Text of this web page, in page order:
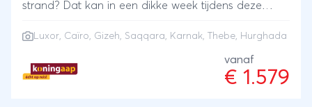
strand? Dat kan in een dikke week tijdens deze
van Gizeh en Saqqara, middeleeuwse marktjes en
schitterende musea in Caïro, de grote tempels van
Luxor en Karnak en de mysterieuze dodenstad
Luxor, Caïro, Gizeh, Saqqara, Karnak, Thebe, Hurghada
vanaf
€ 1.579